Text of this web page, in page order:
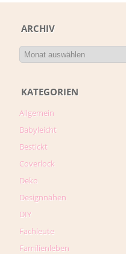
ARCHIV
KATEGORIEN
Allgemein
Babyleicht
Bestickt
Coverlock
Deko
Designnähen
DIY
Fachleute
Familienleben